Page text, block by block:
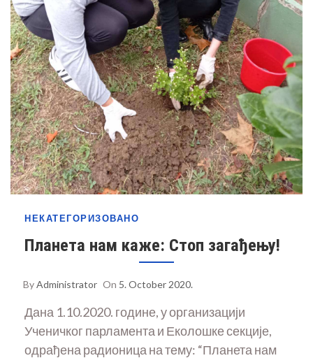
НЕКАТЕГОРИЗОВАНО
Планета нам каже: Стоп загађењу!
ByAdministrator On 5. October 2020.
Дана 1.10.2020. године, у организацији
Ученичког парламента и Еколошке секције,
одрађена радионица на тему: “Планета нам